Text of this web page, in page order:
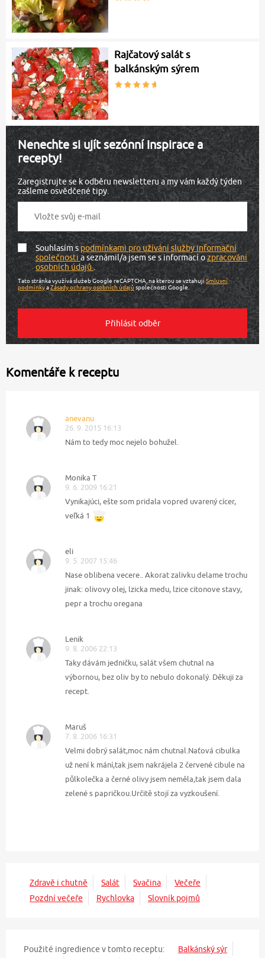
Rajčatový salát s
balkánským sýrem
Nenechte si ujít sezónní inspirace a
recepty!
Zaregistrujte se k odběru newsletteru a my vám každý týden
zašleme osvědčené tipy.
Souhlasím spodmínkami pro užívání služby informační
společnostia seznámil/a jsem se s informací ozpracování
osobních údajů.
Tato stránka využívá služeb Google reCAPTCHA, na kterou se vztahujíSmluvní
podmínkyaZásady ochrany osobních údajů společnosti Google.
Komentáře k receptu
anevanu
26. 9. 2015 16:13
Nám to tedy moc nejelo bohužel.
Monika T
9. 6. 2009 16:21
Vynikajúci, ešte som pridala vopred uvarený cícer,
veľká 1
eli
9. 5. 2007 15:46
Nase oblibena vecere.. Akorat zalivku delame trochu
jinak: olivovy olej, lzicka medu, lzice citonove stavy,
pepr a trochu oregana
Lenik
9. 8. 2006 22:13
Taky dávám jedničku, salát všem chutnal na
výbornou, bez oliv by to nebulo dokonalý. Děkuji za
recept.
Maruš
7. 8. 2006 16:31
Velmi dobrý salát,moc nám chutnal.Naťová cibulka
už není k mání,tak jsem nakrájela 2 červené cibule na
půlkolečka a černé olivy jsem neměla,tak jsem dala
zelené s papričkou.Určitě stojí za vyzkoušení.
Zdravě i chutně Salát Svačina
Večeře
Pozdní večeře
Rychlovka Slovník pojmů
Použité ingredience v tomto receptu:
Balkánský sýr